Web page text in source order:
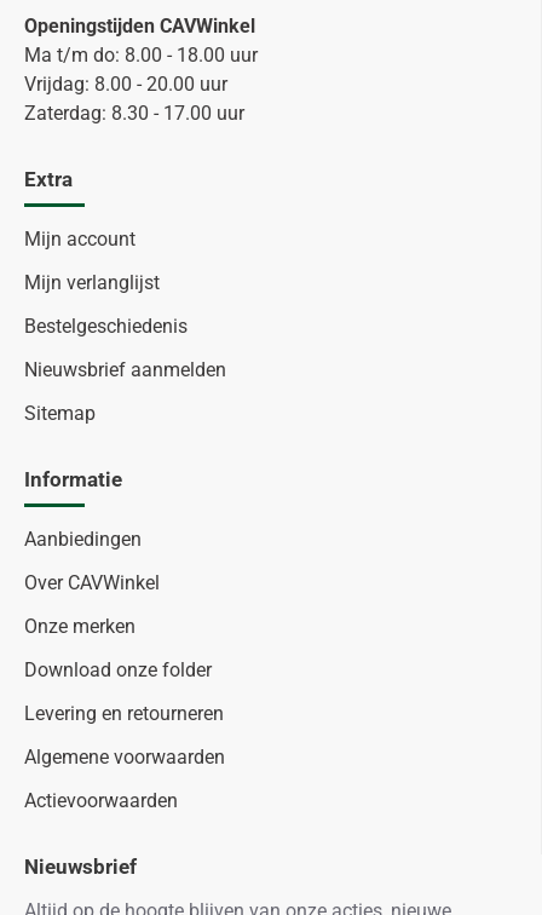
Openingstijden CAVWinkel
Ma t/m do: 8.00 - 18.00 uur
Vrijdag: 8.00 - 20.00 uur
Zaterdag: 8.30 - 17.00 uur
Extra
Mijn account
Mijn verlanglijst
Bestelgeschiedenis
Nieuwsbrief aanmelden
Sitemap
Informatie
Aanbiedingen
Over CAVWinkel
Onze merken
Download onze folder
Levering en retourneren
Algemene voorwaarden
Actievoorwaarden
Nieuwsbrief